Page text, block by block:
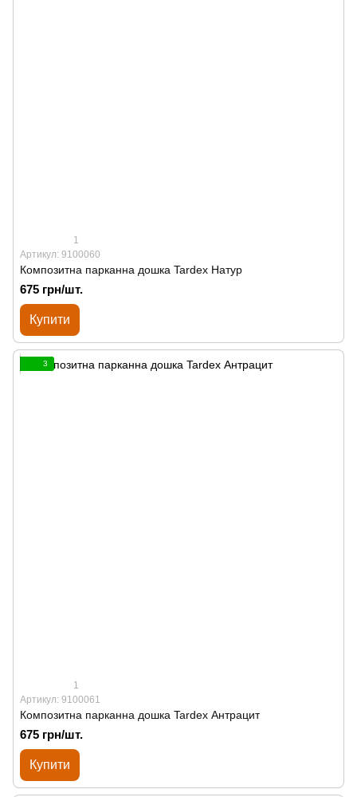
1
Артикул: 9100060
Композитна парканна дошка Tardex Натур
675 грн/шт.
Купити
3
1
Артикул: 9100061
Композитна парканна дошка Tardex Антрацит
675 грн/шт.
Купити